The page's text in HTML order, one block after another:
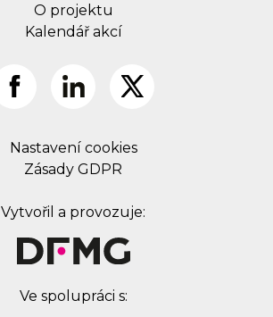
O projektu
Kalendář akcí
Nastavení cookies
Zásady GDPR
Vytvořil a provozuje:
Ve spolupráci s: